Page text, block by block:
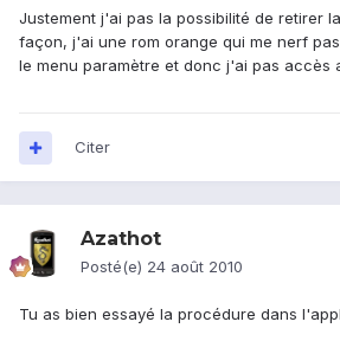
Justement j'ai pas la possibilité de retirer
façon, j'ai une rom orange qui me nerf
le menu paramètre et donc j'ai pas accès
Citer
Azathot
Posté(e) 24 août 2010
Tu as bien essayé la procédure dans